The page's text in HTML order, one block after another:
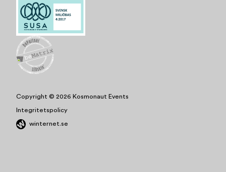
Copyright © 2026 Kosmonaut Events
Integritetspolicy
winternet.se